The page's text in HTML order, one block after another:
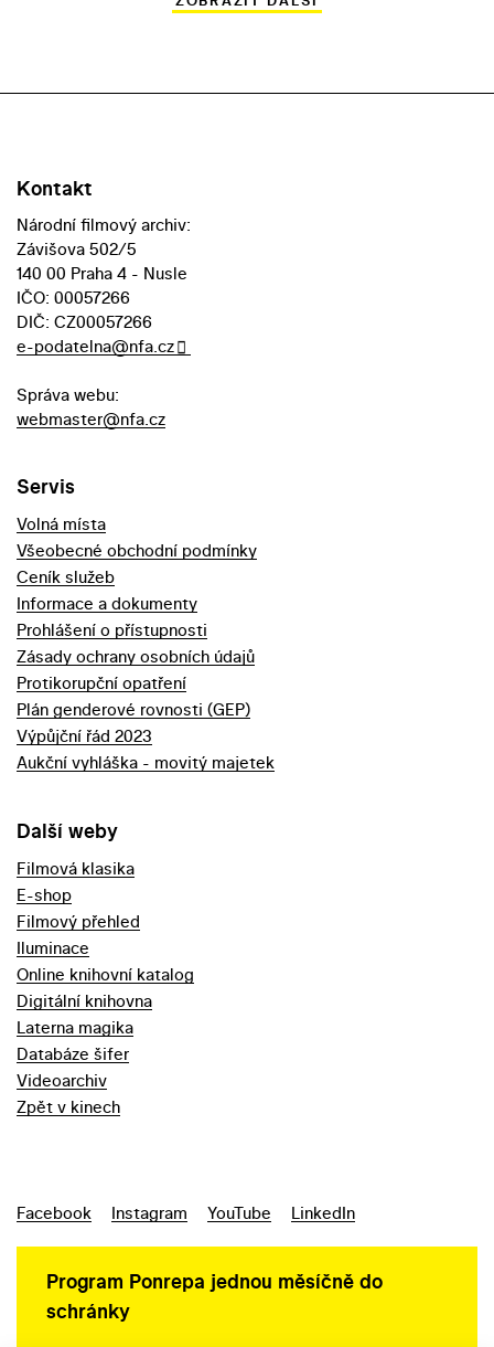
Kontakt
Národní filmový archiv:
Závišova 502/5
140 00 Praha 4 - Nusle
IČO: 00057266
DIČ: CZ00057266
e-podatelna@nfa.cz
Správa webu:
webmaster@nfa.cz
Servis
Volná místa
Všeobecné obchodní podmínky
Ceník služeb
Informace a dokumenty
Prohlášení o přístupnosti
Zásady ochrany osobních údajů
Protikorupční opatření
Plán genderové rovnosti (GEP)
Výpůjční řád 2023
Aukční vyhláška - movitý majetek
Další weby
Filmová klasika
E-shop
Filmový přehled
Iluminace
Online knihovní katalog
Digitální knihovna
Laterna magika
Databáze šifer
Videoarchiv
Zpět v kinech
Facebook Instagram YouTube LinkedIn
Program Ponrepa jednou měsíčně do
schránky